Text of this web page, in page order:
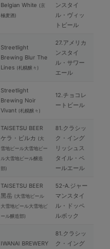
Belgian White (京
極⻨酒)
ンスタイ
ル・ヴィッ
トビール
Streetlight
Brewing Blur The
Lines (札幌醸々)
27.アメリカ
ンスタイ
ル・サワー
エール
Streetlight
Brewing Noir
Vivant (札幌醸々)
12.チョコレ
ートビール
TAISETSU BEER
ケラ・ピルカ (⼤
雪地ビール⼤雪地ビー
ル⼤雪地ビール醸造
部)
81.クラシッ
ク・イング
リッシュス
タイル・ペ
ールエール
TAISETSU BEER
⿊岳 (⼤雪地ビール
⼤雪地ビール⼤雪地ビ
ール醸造部)
52-A.ジャー
マンスタイ
ル・ドッペ
ルボック
IWANAI BREWERY
81.クラシッ
ク・イング